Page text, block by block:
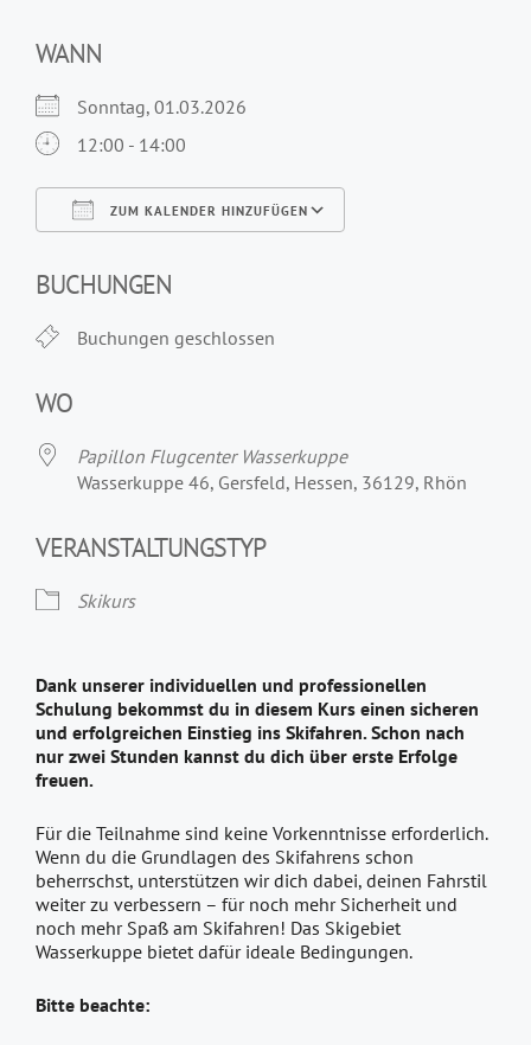
WANN
Sonntag, 01.03.2026
12:00 - 14:00
ZUM KALENDER HINZUFÜGEN
BUCHUNGEN
Buchungen geschlossen
WO
Papillon Flugcenter Wasserkuppe
Wasserkuppe 46, Gersfeld, Hessen, 36129, Rhön
VERANSTALTUNGSTYP
Skikurs
Dank unserer individuellen und professionellen
Schulung bekommst du in diesem Kurs einen sicheren
und erfolgreichen Einstieg ins Skifahren. Schon nach
nur zwei Stunden kannst du dich über erste Erfolge
freuen.
Für die Teilnahme sind keine Vorkenntnisse erforderlich.
Wenn du die Grundlagen des Skifahrens schon
beherrschst, unterstützen wir dich dabei, deinen Fahrstil
weiter zu verbessern – für noch mehr Sicherheit und
noch mehr Spaß am Skifahren! Das Skigebiet
Wasserkuppe bietet dafür ideale Bedingungen.
Bitte beachte: